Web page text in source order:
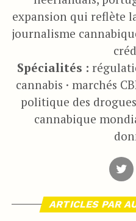
expansion qui reflète
journalisme
Spécialités :
cannabis · marchés
politique des
cannabique
ARTICLES PAR